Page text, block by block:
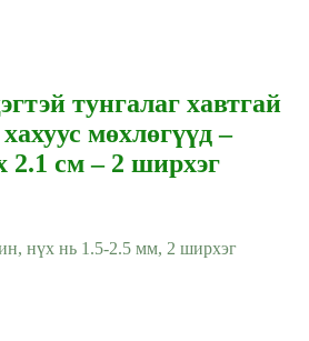
тунгалаг хавтгай
мөхлөгүүд –
2.1 см – 2 ширхэг
нүх нь 1.5-2.5 мм, 2 ширхэг